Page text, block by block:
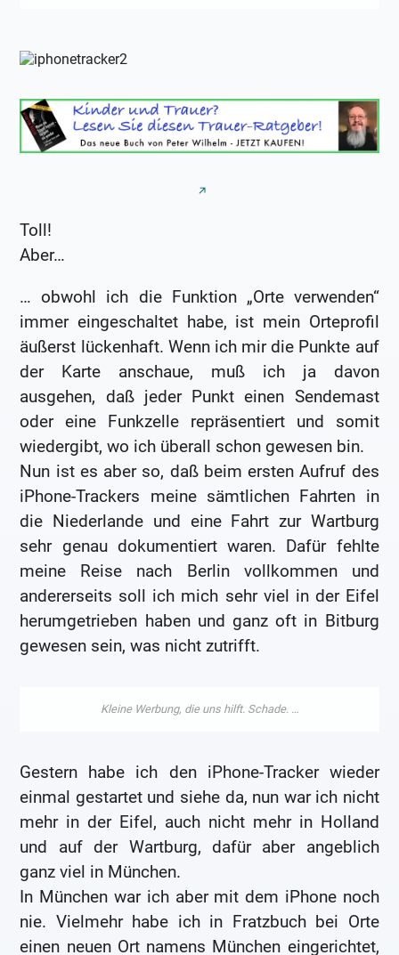
Toll!
Aber…
… obwohl ich die Funktion „Orte verwenden“
immer eingeschaltet habe, ist mein Orteprofil
äußerst lückenhaft. Wenn ich mir die Punkte auf
der Karte anschaue, muß ich ja davon
ausgehen, daß jeder Punkt einen Sendemast
oder eine Funkzelle repräsentiert und somit
wiedergibt, wo ich überall schon gewesen bin.
Nun ist es aber so, daß beim ersten Aufruf des
iPhone-Trackers meine sämtlichen Fahrten in
die Niederlande und eine Fahrt zur Wartburg
sehr genau dokumentiert waren. Dafür fehlte
meine Reise nach Berlin vollkommen und
andererseits soll ich mich sehr viel in der Eifel
herumgetrieben haben und ganz oft in Bitburg
gewesen sein, was nicht zutrifft.
Gestern habe ich den iPhone-Tracker wieder
einmal gestartet und siehe da, nun war ich nicht
mehr in der Eifel, auch nicht mehr in Holland
und auf der Wartburg, dafür aber angeblich
ganz viel in München.
In München war ich aber mit dem iPhone noch
nie. Vielmehr habe ich in Fratzbuch bei Orte
einen neuen Ort namens München eingerichtet,